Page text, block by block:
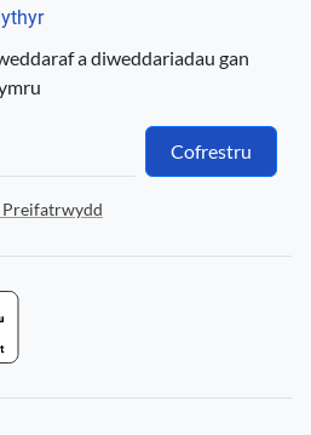
a diweddariadau gan
Cofrestru
Preifatrwydd